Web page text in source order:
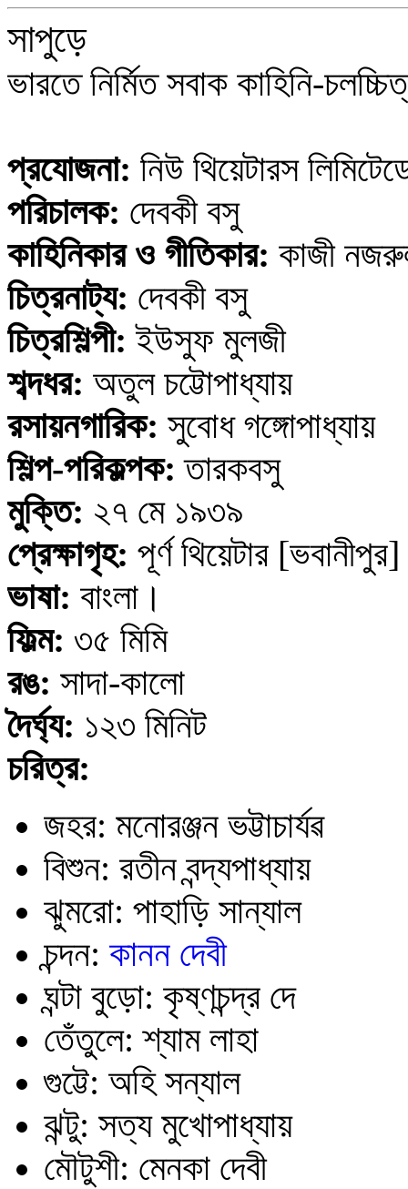
সাপুড়ে
ভারতে নির্মিত সবাক কাহিনি-
প্রযোজনা: নিউ থিয়েটারস
পরিচালক: দেবকী বসু
কাহিনিকারও গীতিকার: কাজী
চিত্রনাট্য: দেবকী বসু
চিত্রশিল্পী: ইউসুফ মুলজী
শব্দধর: অতুল চট্টোপাধ্যায়
রসায়নগারিক: সুবোধ গঙ্গোপাধ্যায়
শিল্প-পরিকল্পক: তারকবসু
মুক্তি: ২৭ মে ১৯৩৯
প্রেক্ষাগৃহ: পূর্ণ থিয়েটার [ভবানীপুর]
ভাষা: বাংলা।
ফিল্ম: ৩৫ মিমি
রঙ: সাদা-কালো
দৈর্ঘ্য: ১২৩ মিনিট
চরিত্র:
জহর: মনোরঞ্জন ভট্টাচার্যৱ
বিশুন: রতীন বন্দ্যপাধ্যায়
ঝুমরো: পাহাড়ি সান্যাল
চন্দন: কানন দেবী
ঘন্টা বুড়ো: কৃষ্ণচন্দ্র দে
তেঁতুলে: শ্যাম লাহা
গুট্টে: অহি সন্যাল
ঝন্টু: সত্য মুখোপাধ্যায়
মৌটুশী: মেনকা দেবী